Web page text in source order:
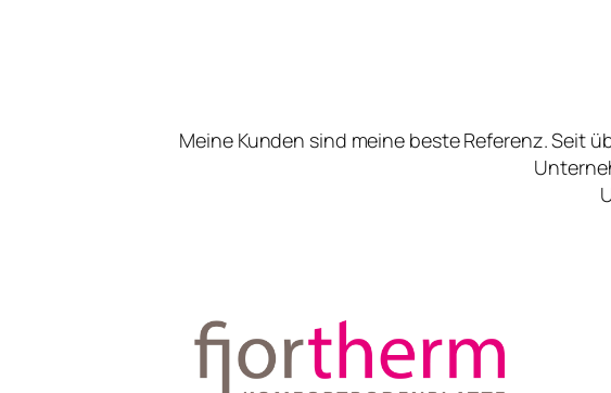
Meine Kunden sind meine beste Referenz. Seit